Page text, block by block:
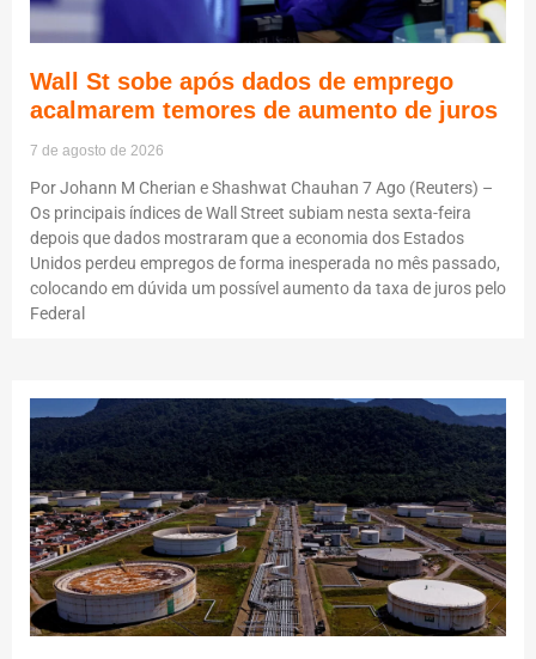
Wall St sobe após dados de emprego
acalmarem temores de aumento de juros
7 de agosto de 2026
Por Johann M Cherian e Shashwat Chauhan 7 Ago (Reuters) –
Os principais índices de Wall Street subiam nesta sexta-feira
depois que dados mostraram que a economia dos Estados
Unidos perdeu empregos de forma inesperada no mês passado,
colocando em dúvida um possível aumento da taxa de juros pelo
Federal